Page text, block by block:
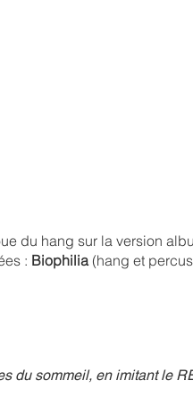
du hang sur la version
: Biophilia (hang et
du sommeil, en imitant le